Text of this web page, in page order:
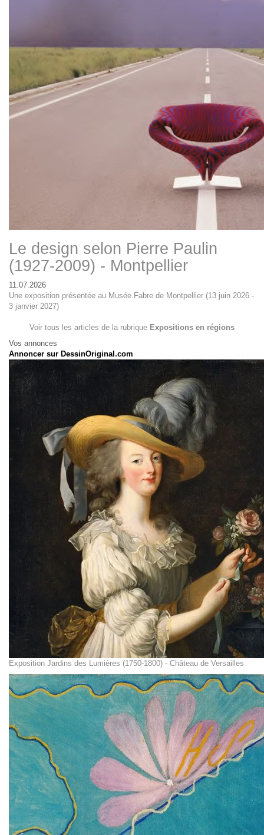
Le design selon Pierre Paulin
(1927-2009) - Montpellier
11.07.2026
Une exposition présentée au Musée Fabre de Montpellier (13 juin 2026 -
3 janvier 2027)
Voir tous les articles de la rubrique Expositions en régions
Vos annonces
Annoncer sur DessinOriginal.com
Exposition Jardins des Lumières (1750-1800) - Château de Versailles